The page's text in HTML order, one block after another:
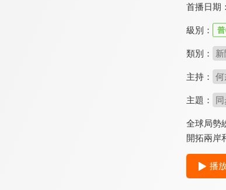
首播日期：
級別：
類別： 新
主持： 何
主題：
全球局勢
開拓兩岸
播